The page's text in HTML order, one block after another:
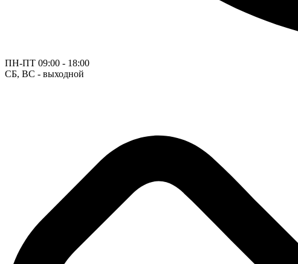
ПН-ПТ 09:00 - 18:00
СБ, ВС - выходной